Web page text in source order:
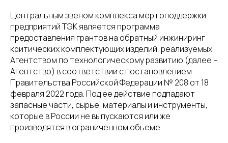
Центральным звеном комплекса мер гоподдержки
предприятий ТЭК является программа
предоставления грантов на обратный инжиниринг
критических комплектующих изделий, реализуемых
Агентством по технологическому развитию (далее –
Агентство) в соответствии с постановлением
Правительства Российской Федерации № 208 от 18
февраля 2022 года. Под ее действие подпадают
запасные части, сырье, материалы и инструменты,
которые в России не выпускаются или же
производятся в ограниченном объеме.